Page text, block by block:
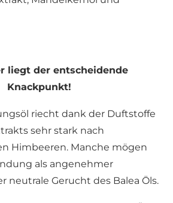
liegt der entscheidende
Knackpunkt!
riecht dank der Duftstoffe
sehr stark nach
Himbeeren. Manche mögen
als angenehmer
neutrale Gerucht des Balea Öls.